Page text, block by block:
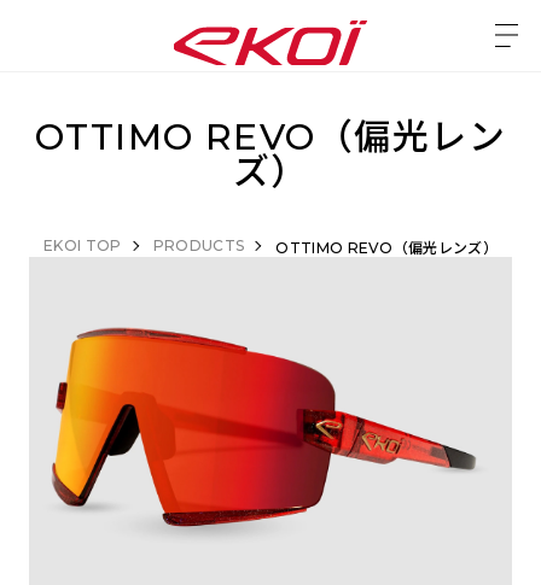
OTTIMO REVO（偏光レン
ズ）
EKOI TOP PRODUCTS OTTIMO REVO（偏光レンズ）